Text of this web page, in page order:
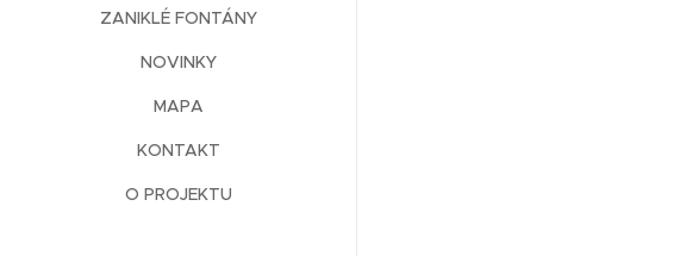
ZANIKLÉ FONTÁNY
NOVINKY
MAPA
KONTAKT
O PROJEKTU